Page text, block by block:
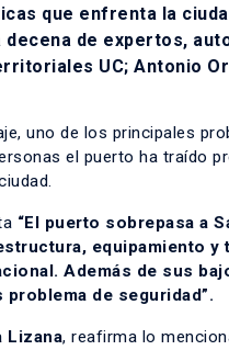
que enfrenta la
de expertos,
UC; Antonio
uno de los principales
el puerto ha traído
“El puerto sobrepasa a
equipamiento
Además de sus
de seguridad”.
Lizana, reafirma lo